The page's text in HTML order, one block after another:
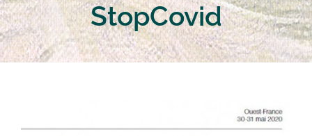
Contact
StopCovid